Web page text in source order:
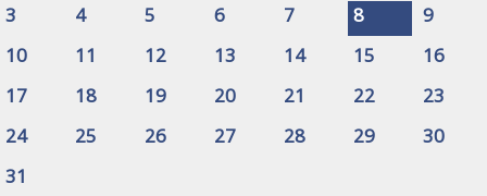
3
4 5 6 7 8
9
10
11 12 13 14 15
16
17
18 19 20 21 22
23
24
25 26 27 28 29
30
31